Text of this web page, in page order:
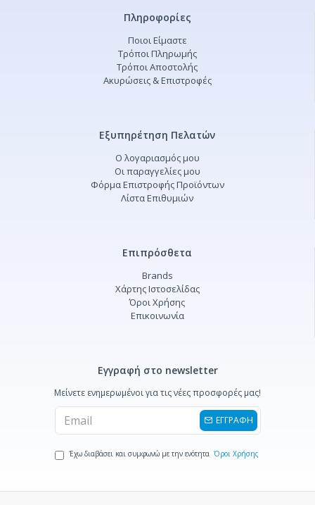
Πληροφορίες
Ποιοι Είμαστε
Τρόποι Πληρωμής
Τρόποι Αποστολής
Ακυρώσεις & Επιστροφές
Εξυπηρέτηση Πελατών
Ο λογαριασμός μου
Οι παραγγελίες μου
Φόρμα Επιστροφής Προϊόντων
Λίστα Επιθυμιών
Επιπρόσθετα
Brands
Χάρτης Ιστοσελίδας
Όροι Χρήσης
Επικοινωνία
Εγγραφή στο newsletter
Μείνετε ενημερωμένοι για τις νέες προσφορές μας!
ΕΓΓΡΑΦΗ
Έχω διαβάσει και συμφωνώ με την ενότητα Όροι Χρήσης